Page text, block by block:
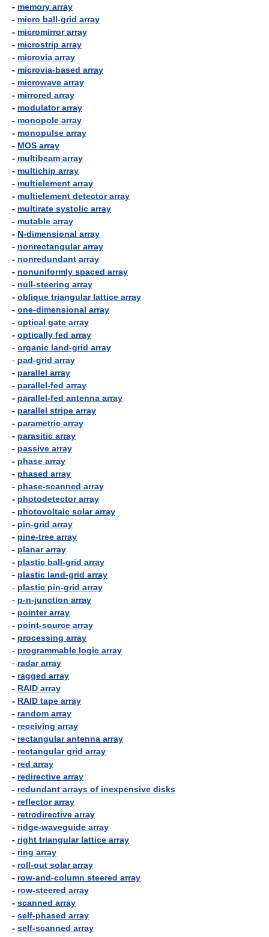
- memory array
- micro ball-grid array
- micromirror array
- microstrip array
- microvia array
- microvia-based array
- microwave array
- mirrored array
- modulator array
- monopole array
- monopulse array
- MOS array
- multibeam array
- multichip array
- multielement array
- multielement detector array
- multirate systolic array
- mutable array
- N-dimensional array
- nonrectangular array
- nonredundant array
- nonuniformly spaced array
- null-steering array
- oblique triangular lattice array
- one-dimensional array
- optical gate array
- optically fed array
- organic land-grid array
- pad-grid array
- parallel array
- parallel-fed array
- parallel-fed antenna array
- parallel stripe array
- parametric array
- parasitic array
- passive array
- phase array
- phased array
- phase-scanned array
- photodetector array
- photovoltaic solar array
- pin-grid array
- pine-tree array
- planar array
- plastic ball-grid array
- plastic land-grid array
- plastic pin-grid array
- p-n-junction array
- pointer array
- point-source array
- processing array
- programmable logic array
- radar array
- ragged array
- RAID array
- RAID tape array
- random array
- receiving array
- rectangular antenna array
- rectangular grid array
- red array
- redirective array
- redundant arrays of inexpensive disks
- reflector array
- retrodirective array
- ridge-waveguide array
- right triangular lattice array
- ring array
- roll-out solar array
- row-and-column steered array
- row-steered array
- scanned array
- self-phased array
- self-scanned array